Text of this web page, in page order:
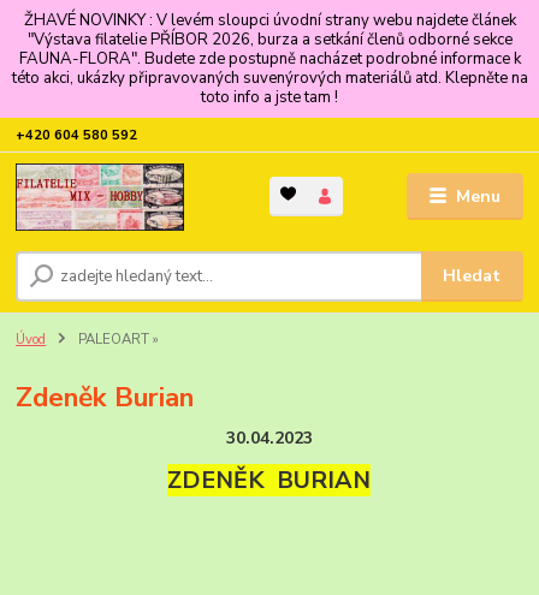
ŽHAVÉ NOVINKY : V levém sloupci úvodní strany webu najdete článek
"Výstava filatelie PŘÍBOR 2026, burza a setkání členů odborné sekce
FAUNA-FLORA". Budete zde postupně nacházet podrobné informace k
této akci, ukázky připravovaných suvenýrových materiálů atd. Klepněte na
toto info a jste tam !
Menu
Hledat
+420 604 580 592
Úvod PALEOART »
Zdeněk Burian
30.04.2023
ZDENĚK BURIAN